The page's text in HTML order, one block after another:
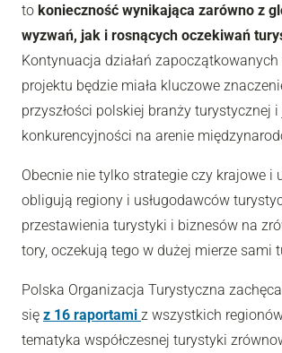
to konieczność wynikająca zarówno z
wyzwań, jak i rosnących oczekiwań
Kontynuacja działań
projektu będzie miała kluczowe
przyszłości polskiej branży turystycznej i
konkurencyjności na arenie
Obecnie nie tylko strategie czy krajowe i
obligują regiony i usługodawców
przestawienia turystyki i biznesów na
tory, oczekują tego w dużej mierze sami
Polska Organizacja Turystyczna
się z 16 raportami z wszystkich
tematyka współczesnej turystyki